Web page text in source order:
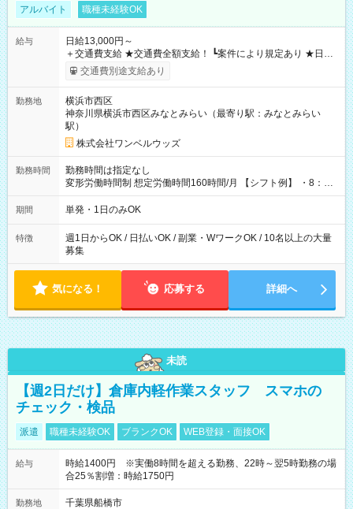
アルバイト 職種未経験OK
給与
日給13,000円～
＋交通費支給 ★交通費全額支給！ ┗案件により規定あり ★日払
いOK！（規定あり） ┗働いたその日に現金GET♪ お仕事後はコ
ンビニATMから 日払い分を引き落とせます！ 【試用期間】試
交通費別途支給あり
勤務地
横浜市西区
神奈川県横浜市西区みなとみらい（最寄り駅：みなとみらい
駅）
株式会社ワンベルウッズ
勤務時間
勤務時間は指定なし
変形労働時間制 想定労働時間160時間/月 【シフト例】 ・8：00
～21：00
期間 単発・1日のみOK
特徴
週1日からOK / 日払いOK / 副業・WワークOK / 10名以上の大量
募集
気になる！ 応募する 詳細へ
未読
【週2日だけ】倉庫内軽作業スタッフ スマホの
チェック・検品
派遣 職種未経験OK ブランクOK WEB登録・面接OK
給与
時給1400円 ※実働8時間を超える勤務、22時～翌5時勤務の場
合25％割増：時給1750円
勤務地
千葉県船橋市